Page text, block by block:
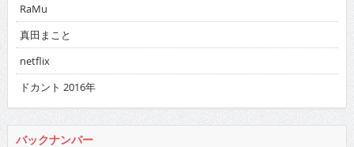
RaMu
真田まこと
netflix
ドカント 2016年
バックナンバー